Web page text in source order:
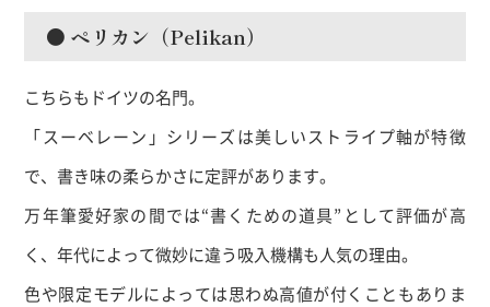
● ペリカン（Pelikan）
こちらもドイツの名門。
「スーベレーン」シリーズは美しいストライプ軸が特徴
で、書き味の柔らかさに定評があります。
万年筆愛好家の間では“書くための道具”として評価が高
く、年代によって微妙に違う吸入機構も人気の理由。
色や限定モデルによっては思わぬ高値が付くこともありま